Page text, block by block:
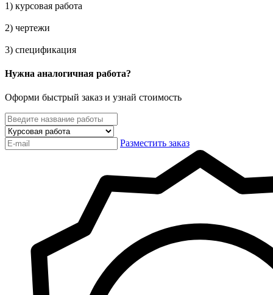
1) курсовая работа
2) чертежи
3) спецификация
Нужна аналогичная работа?
Оформи быстрый заказ и узнай стоимость
Разместить заказ